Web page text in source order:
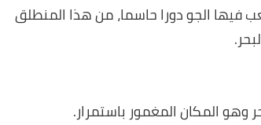
فيها الجو دورا حاسما، من هذا المنطلق
وهو المكان المغمور باستمرار.